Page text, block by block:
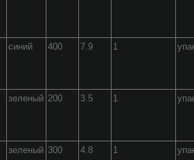
синий 400 7.9 1
зеленый 200 3.5 1
зеленый 300 4.8 1